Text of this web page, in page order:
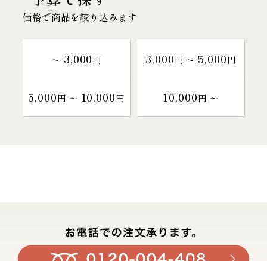
価格で商品を絞り込みます
～ 3,000円 3,000円 〜 5,000円
5,000円 〜 10,000円 10,000円 〜